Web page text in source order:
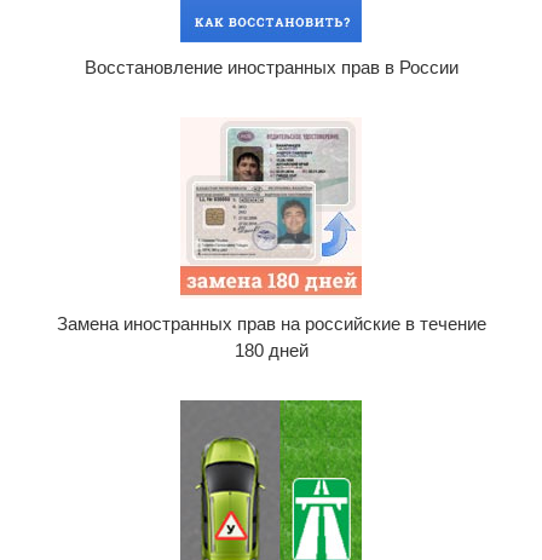
Восстановление иностранных прав в России
Замена иностранных прав на российские в течение
180 дней